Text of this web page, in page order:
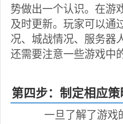
势做出一个认识。在游
及时更新。玩家可以通
况、城战情况、服务器
还需要注意一些游戏中
第四步：制定相应策
一旦了解了游戏的